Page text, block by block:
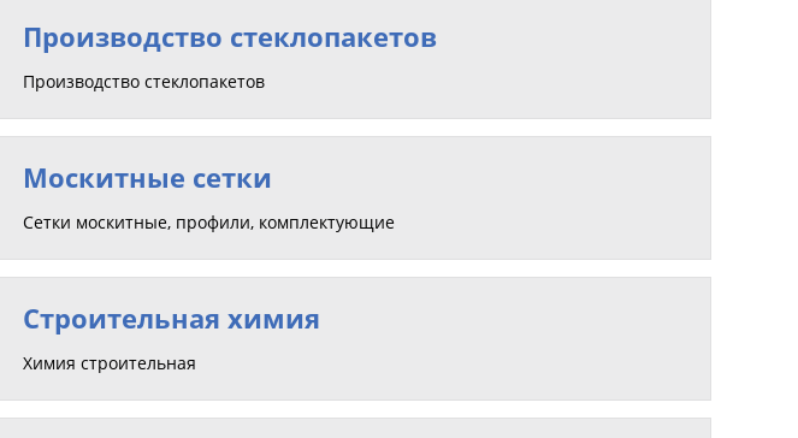
Производство стеклопакетов
Производство стеклопакетов
Москитные сетки
Сетки москитные, профили, комплектующие
Строительная химия
Химия строительная